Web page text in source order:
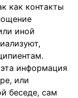
как контакты
иной
информация
или
беседе, сам